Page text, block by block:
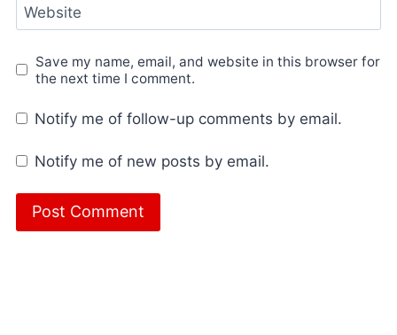
Website
Save my name, email, and website in this browser for
the next time I comment.
Notify me of follow-up comments by email.
Notify me of new posts by email.